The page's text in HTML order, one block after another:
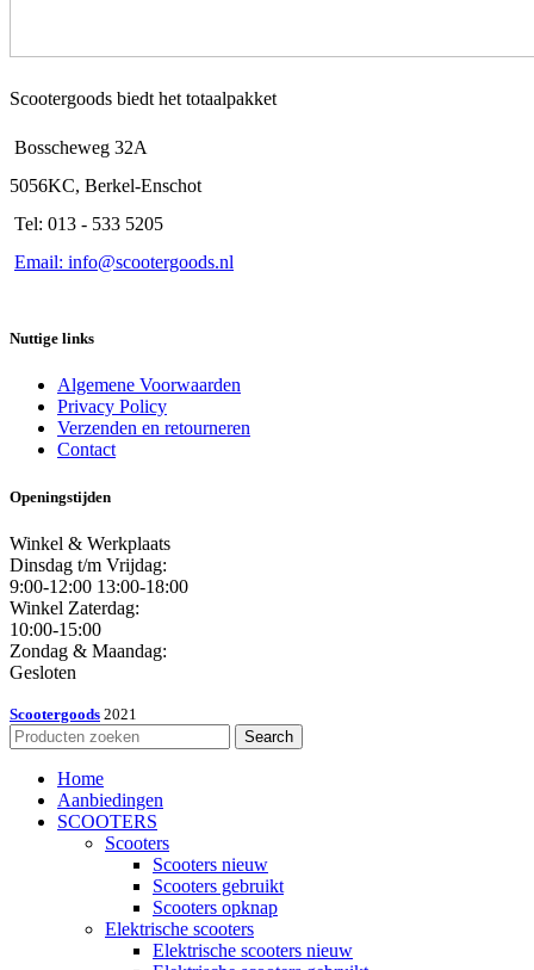
Scootergoods biedt het totaalpakket
Bosscheweg 32A
5056KC, Berkel-Enschot
Tel: 013 - 533 5205
Email: info@scootergoods.nl
Nuttige links
Algemene Voorwaarden
Privacy Policy
Verzenden en retourneren
Contact
Openingstijden
Winkel & Werkplaats
Dinsdag t/m Vrijdag:
9:00-12:00 13:00-18:00
Winkel Zaterdag:
10:00-15:00
Zondag & Maandag:
Gesloten
Scootergoods 2021
Search
Home
Aanbiedingen
SCOOTERS
Scooters
Scooters nieuw
Scooters gebruikt
Scooters opknap
Elektrische scooters
Elektrische scooters nieuw